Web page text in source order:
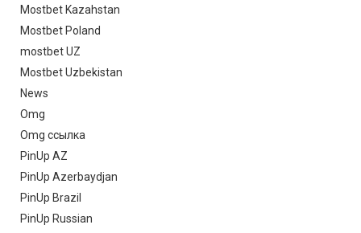
Mostbet Kazahstan
Mostbet Poland
mostbet UZ
Mostbet Uzbekistan
News
Omg
Omg ссылка
PinUp AZ
PinUp Azerbaydjan
PinUp Brazil
PinUp Russian